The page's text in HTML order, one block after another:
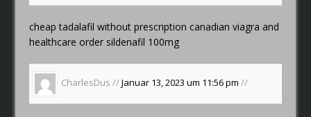
cheap tadalafil without prescriptioncanadian viagra and
healthcare order sildenafil 100mg
CharlesDus //Januar 13, 2023 um 11:56 pm//